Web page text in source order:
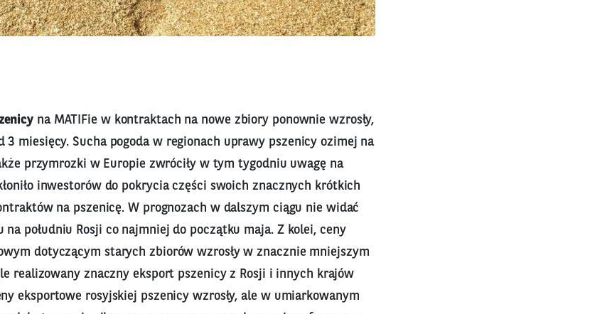
na MATIFie w kontraktach na nowe zbiory ponownie wzrosły,
3 miesięcy. Sucha pogoda w regionach uprawy pszenicy ozimej na
przymrozki w Europie zwróciły w tym tygodniu uwagę na
inwestorów do pokrycia części swoich znacznych krótkich
na pszenicę. W prognozach w dalszym ciągu nie widać
na południu Rosji co najmniej do początku maja. Z kolei, ceny
dotyczącym starych zbiorów wzrosły w znacznie mniejszym
realizowany znaczny eksport pszenicy z Rosji i innych krajów
eksportowe rosyjskiej pszenicy wzrosły, ale w umiarkowanym